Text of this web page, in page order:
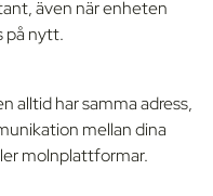
även när enheten
på nytt.
alltid har samma adress,
mellan dina
molnplattformar.